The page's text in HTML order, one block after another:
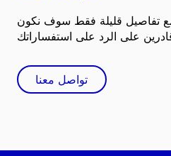
تفاصيل قليلة فقط سوف نكون
تواصل معنا